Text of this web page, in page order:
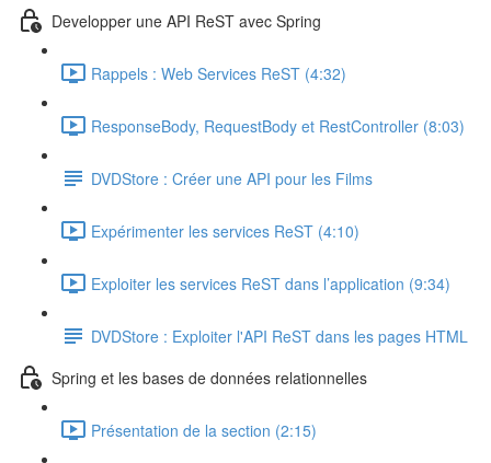
Developper une API ReST avec Spring
Rappels : Web Services ReST (4:32)
ResponseBody, RequestBody et RestController (8:03)
DVDStore : Créer une API pour les Films
Expérimenter les services ReST (4:10)
Exploiter les services ReST dans l’application (9:34)
DVDStore : Exploiter l'API ReST dans les pages HTML
Spring et les bases de données relationnelles
Présentation de la section (2:15)